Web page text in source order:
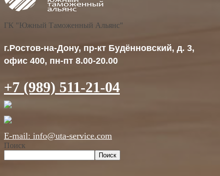
ГК "Южный Таможенный Альянс"
г.Ростов-на-Дону, пр-кт Будённовский, д. 3,
офис 400, пн-пт 8.00-20.00
+7 (989) 511-21-04
E-mail: info@uta-service.com
Поиск
Поиск